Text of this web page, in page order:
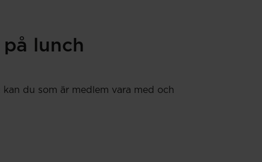
lunch
du som är medlem vara med och